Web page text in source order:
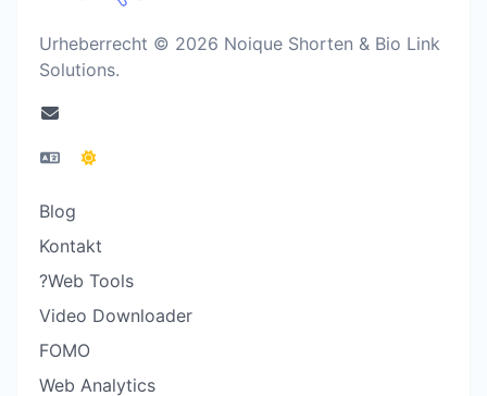
Urheberrecht © 2026 Noique Shorten & Bio Link
Solutions.
Blog
Kontakt
?Web Tools
Video Downloader
FOMO
Web Analytics